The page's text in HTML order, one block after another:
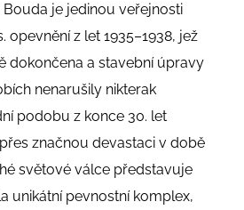
je jedinou veřejnosti
opevnění z let 1935–1938, jež
dokončena a stavební úpravy
nenarušily nikterak
podobu z konce 30. let
značnou devastaci v době
světové válce představuje
unikátní pevnostní komplex,